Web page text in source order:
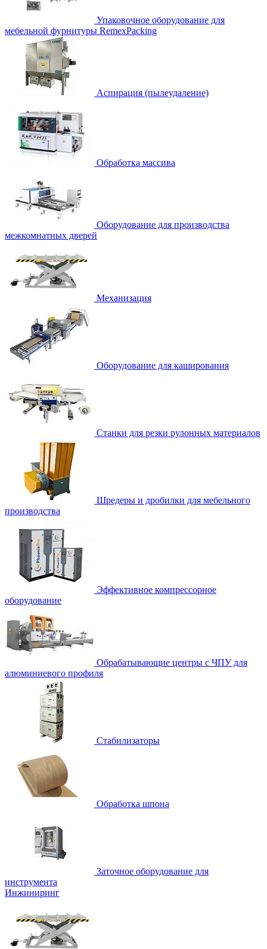
Упаковочное оборудование для
мебельной фурнитуры RemexPacking
Аспирация (пылеудаление)
Обработка массива
Оборудование для производства
межкомнатных дверей
Механизация
Оборудование для каширования
Станки для резки рулонных материалов
Шредеры и дробилки для мебельного
производства
Эффективное компрессорное
оборудование
Обрабатывающие центры с ЧПУ для
алюминиевого профиля
Стабилизаторы
Обработка шпона
Заточное оборудование для
инструмента
Инжиниринг